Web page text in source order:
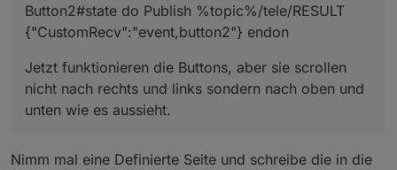
Button2#state do Publish %topic%/tele/RESULT
{"CustomRecv":"event,button2"} endon
Jetzt funktionieren die Buttons, aber sie scrollen
nicht nach rechts und links sondern nach oben und
unten wie es aussieht.
Nimm mal eine Definierte Seite und schreibe die in die